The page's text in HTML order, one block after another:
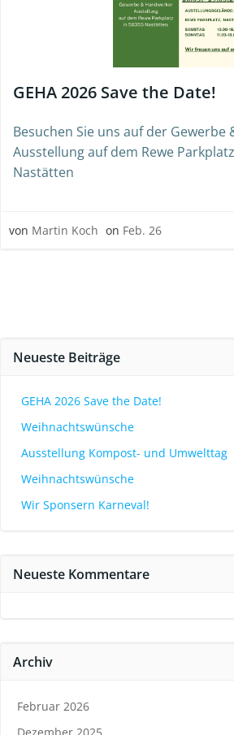
GEHA 2026 Save the Date!
Besuchen Sie uns auf der Gewerbe
Ausstellung auf dem Rewe
Nastätten
von Martin Koch on Feb. 26
Neueste Beiträge
GEHA 2026 Save the Date!
Weihnachtswünsche
Ausstellung Kompost- und Umwelttag
Weihnachtswünsche
Wir Sponsern Karneval!
Neueste Kommentare
Archiv
Februar 2026